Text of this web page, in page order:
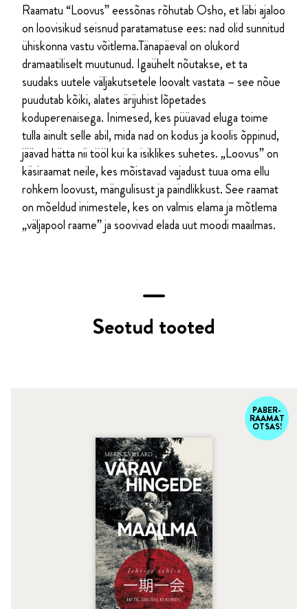
Raamatu “Loovus” eessõnas rõhutab Osho, et läbi ajaloo
on loovisikud seisnud paratamatuse ees: nad olid sunnitud
ühiskonna vastu võitlema.Tänapäeval on olukord
dramaatiliselt muutunud. Igaühelt nõutakse, et ta
suudaks uutele väljakutsetele loovalt vastata – see nõue
puudutab kõiki, alates ärijuhist lõpetades
koduperenaisega. Inimesed, kes püüavad eluga toime
tulla ainult selle abil, mida nad on kodus ja koolis õppinud,
jäävad hätta nii tööl kui ka isiklikes suhetes. „Loovus” on
käsiraamat neile, kes mõistavad vajadust tuua oma ellu
rohkem loovust, mängulisust ja paindlikkust. See raamat
on mõeldud inimestele, kes on valmis elama ja mõtlema
„väljapool raame” ja soovivad elada uut moodi maailmas.
Seotud tooted
PABER-
RAAMAT
OTSAS!